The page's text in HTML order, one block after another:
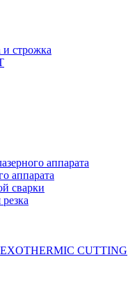
и строжка
аппарата
аппарата
сварки
CUTTING